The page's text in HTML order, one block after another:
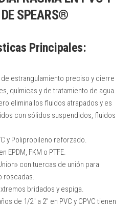
SPEARS®
Principales:
estrangulamiento preciso y cierre
químicas y de tratamiento de agua.
elimina los fluidos atrapados y es
con sólidos suspendidos, fluidos
y Polipropileno reforzado.
EPDM, FKM o PTFE.
con tuercas de unión para
roscadas.
bridados y espiga.
de 1/2″ a 2″ en PVC y CPVC tienen